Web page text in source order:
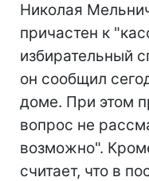
Николая
причастен к
избирательный
он сообщил
доме. При этом
вопрос не
возможно".
считает, что в